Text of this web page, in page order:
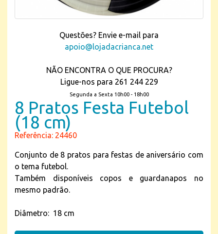
Questões? Envie e-mail para
apoio@lojadacrianca.net
NÃO ENCONTRA O QUE PROCURA?
Ligue-nos para 261 244 229
Segunda a Sexta 10h00 - 18h00
8 Pratos Festa Futebol
(18 cm)
Referência: 24460
Conjunto de 8 pratos para festas de aniversário com
o tema futebol.
Também disponíveis copos e guardanapos no
mesmo padrão.
Diâmetro: 18 cm